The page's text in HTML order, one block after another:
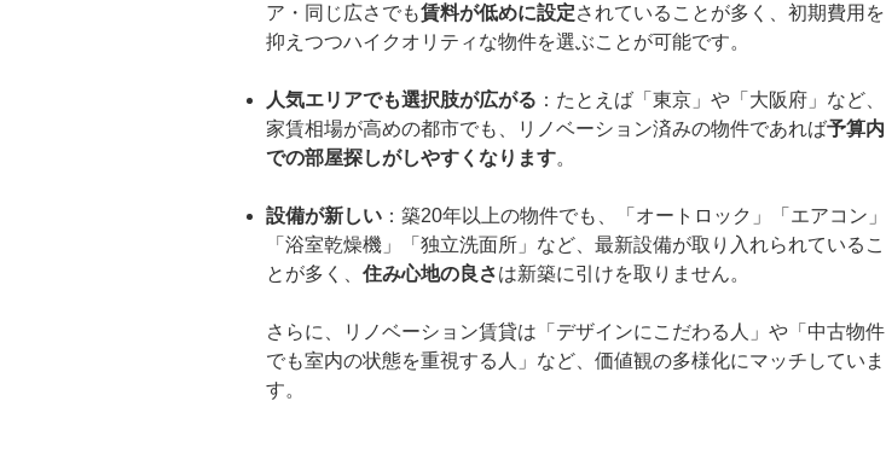
ア・同じ広さでも賃料が低めに設定されていることが多く、初期費用を
抑えつつハイクオリティな物件を選ぶことが可能です。
人気エリアでも選択肢が広がる ：たとえば「東京」や「大阪府」など、
家賃相場が高めの都市でも、リノベーション済みの物件であれば予算内
での部屋探しがしやすくなります。
設備が新しい ：築20年以上の物件でも、「オートロック」「エアコン」
「浴室乾燥機」「独立洗面所」など、最新設備が取り入れられているこ
とが多く、 住み心地の良さは新築に引けを取りません。
さらに、リノベーション賃貸は「デザインにこだわる人」や「中古物件
でも室内の状態を重視する人」など、価値観の多様化にマッチしていま
す。